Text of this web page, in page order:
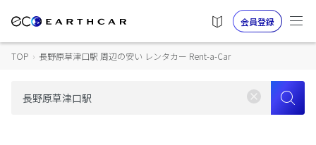
会員登録
TOP › 長野原草津口駅 周辺の安い レンタカー Rent-a-Car